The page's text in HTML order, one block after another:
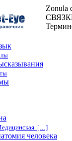
Zonula
[…]
человека